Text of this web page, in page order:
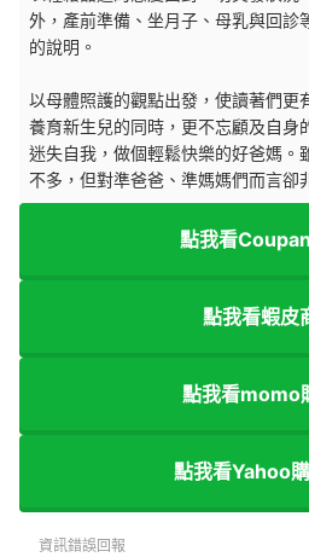
外，產前準備、坐月子、母乳與回診
的說明。
以母體照護的觀點出發，使讀著們更
養育新生兒的同時，更不忘顧及自身
迷失自我，做個輕鬆快樂的好爸媽。
不多，但對準爸爸、準媽媽們而言卻
點我看
點我看蝦皮
點我看momo
點我看Yahoo
資訊錯誤回報